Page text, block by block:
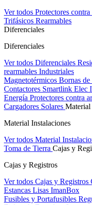
Ver todos Protectores contra
Trifásicos Rearmables
Diferenciales
Diferenciales
Ver todos Diferenciales
rearmables Industriales
Magnetotérmicos Bornas de
Contactores Smartlink Elec
Energía Protectores contra
Cargadores Solares Material
Material Instalaciones
Ver todos Material
Toma de Tierra Cajas y
Cajas y Registros
Ver todos Cajas y Registros
Estancas Lisas ImanBox
Fusibles y Portafusibles